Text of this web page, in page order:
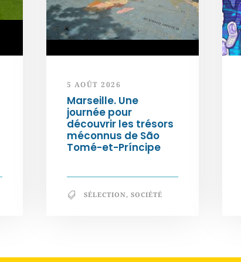
5 AOÛT 2026
Marseille. Une
journée pour
découvrir les trésors
méconnus de São
Tomé-et-Príncipe
SÉLECTION, SOCIÉTÉ